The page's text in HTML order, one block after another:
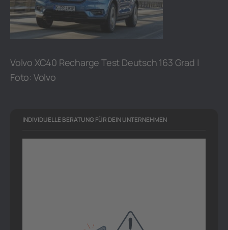
Volvo XC40 Recharge Test Deutsch 163 Grad |
Foto: Volvo
INDIVIDUELLE BERATUNG FÜR DEIN UNTERNEHMEN